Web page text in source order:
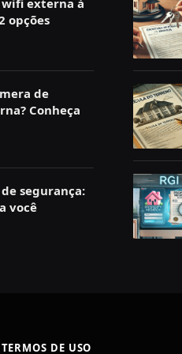
externa à
opções
de
Conheça
segurança:
você
TERMOS DE USO